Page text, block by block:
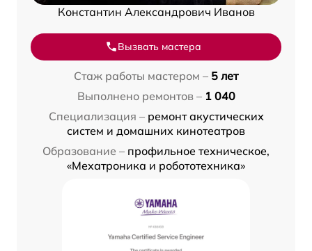
Константин Александрович Иванов
Вызвать мастера
Стаж работы мастером – 5 лет
Выполнено ремонтов – 1 040
Специализация – ремонт акустических
систем и домашних кинотеатров
Образование – профильное техническое,
«Мехатроника и робототехника»